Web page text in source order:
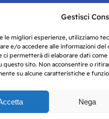
Gestisci
le migliori esperienze, utilizziamo
e/o accedere alle informazioni
ci permetterà di elaborare dati
questo sito. Non acconsentire o
su alcune caratteristiche e
Nega
Policy